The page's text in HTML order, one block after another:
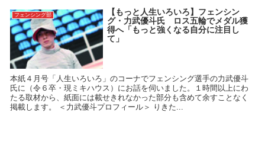
フェンシング部
【もっと人生いろいろ】フェンシン
グ・力武優斗氏 ロス五輪でメダル獲
得へ「もっと強くなる自分に注目し
て」
本紙４月号「人生いろいろ」のコーナでフェンシング選手の力武優斗
氏に（令６卒・現ミキハウス）にお話を伺いました。１時間以上にわ
たる取材から、紙面には載せきれなかった部分も含めて余すことなく
掲載します。 ＜力武優斗プロフィール＞ りきた...